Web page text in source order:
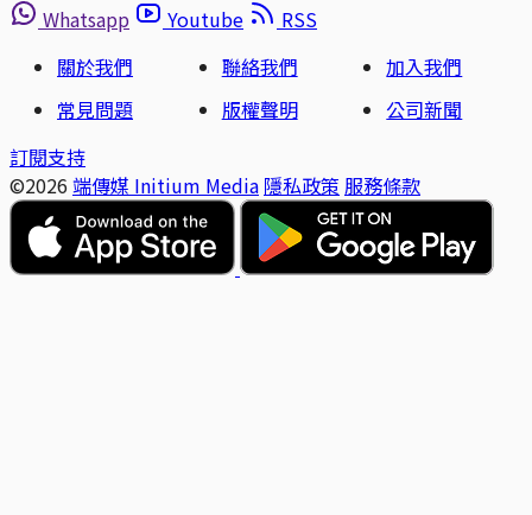
Whatsapp
Youtube
RSS
關於我們
聯絡我們
加入我們
常見問題
版權聲明
公司新聞
訂閱支持
©2026 端傳媒 Initium Media 隱私政策 服務條款